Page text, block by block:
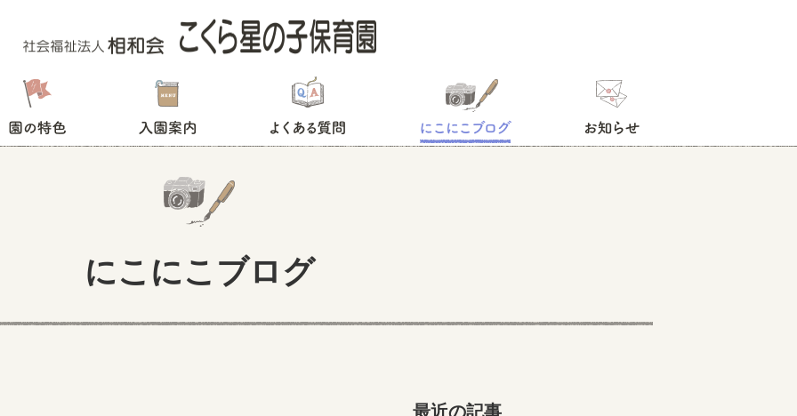
にこにこブログ
最近の記事